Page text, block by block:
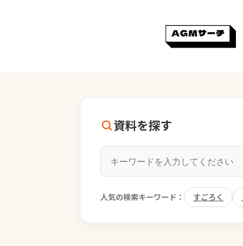
資料を探す
人気の検索キーワード： すごろく